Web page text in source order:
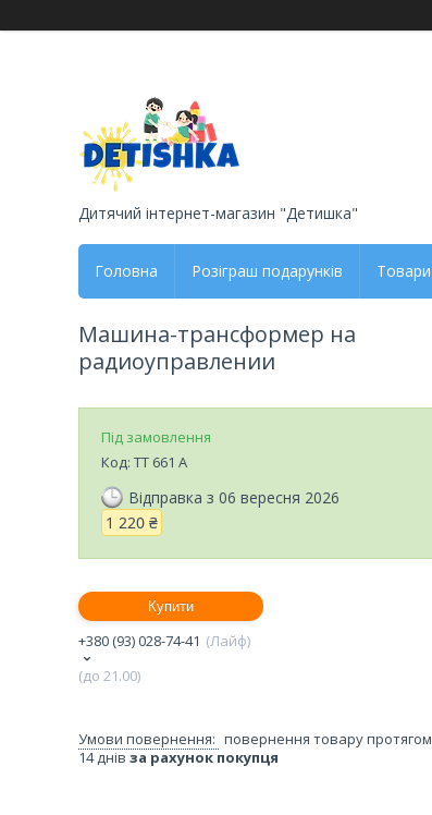
Дитячий інтернет-магазин "Детишка"
Головна Розіграш подарунків Товари
Машина-трансформер на
радиоуправлении
Під замовлення
Код: ТТ 661 А
Відправка з 06 вересня 2026
1 220 ₴
Купити
+380 (93) 028-74-41
Лайф
(до 21.00)
повернення товару протягом
14 днів за рахунок покупця